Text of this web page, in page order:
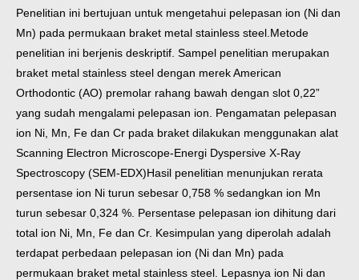
Penelitian ini bertujuan untuk mengetahui pelepasan ion (Ni dan
Mn) pada permukaan braket metal stainless steel. Metode
penelitian ini berjenis deskriptif. Sampel penelitian merupakan
braket metal stainless steel dengan merek American
Orthodontic (AO) premolar rahang bawah dengan slot 0,22”
yang sudah mengalami pelepasan ion. Pengamatan pelepasan
ion Ni, Mn, Fe dan Cr pada braket dilakukan menggunakan alat
Scanning Electron Microscope-Energi Dyspersive X-Ray
Spectroscopy (SEM-EDX)Hasil penelitian menunjukan rerata
persentase ion Ni turun sebesar 0,758 % sedangkan ion Mn
turun sebesar 0,324 %. Persentase pelepasan ion dihitung dari
total ion Ni, Mn, Fe dan Cr. Kesimpulan yang diperolah adalah
terdapat perbedaan pelepasan ion (Ni dan Mn) pada
permukaan braket metal stainless steel. Lepasnya ion Ni dan